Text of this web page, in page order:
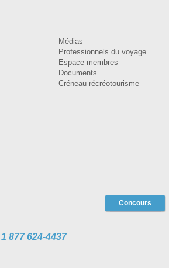
Médias
Professionnels du voyage
Espace membres
Documents
Créneau récréotourisme
Concours
1 877 624-4437